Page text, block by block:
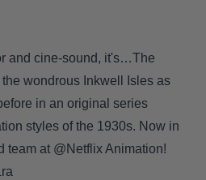
and cine-sound, it's…The
wondrous Inkwell Isles as
in an original series
styles of the 1930s. Now in
team at @NetflixAnimation!